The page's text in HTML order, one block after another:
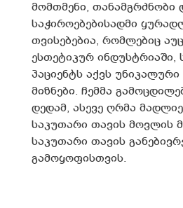
მომთმენი, თანამგრძნობი
საჭიროებებისადმი
თვისებებია, რომლებიც
ესთეტიკურ
პაციენტს აქვს
მიზნები. ჩემმა
დედამ, ასევე ღრმა
საკუთარი თავის მოვლის
საკუთარი თავის
გამოყოფისთვის.